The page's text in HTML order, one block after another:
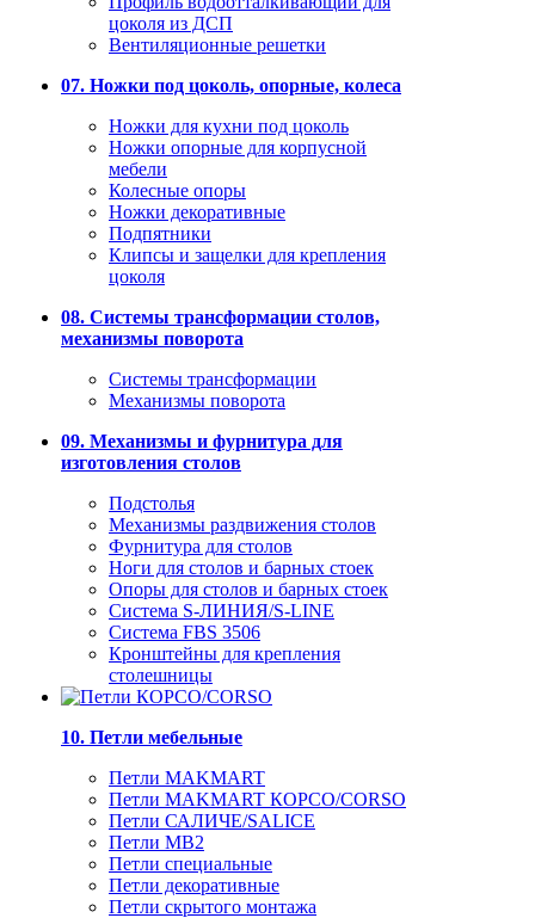
цоколя из ДСП
Вентиляционные решетки
07. Ножки под цоколь, опорные, колеса
Ножки для кухни под цоколь
Ножки опорные для корпусной
мебели
Колесные опоры
Ножки декоративные
Подпятники
Клипсы и защелки для крепления
цоколя
08. Системы трансформации столов,
механизмы поворота
Системы трансформации
Механизмы поворота
09. Механизмы и фурнитура для
изготовления столов
Подстолья
Механизмы раздвижения столов
Фурнитура для столов
Ноги для столов и барных стоек
Опоры для столов и барных стоек
Система S-ЛИНИЯ/S-LINE
Система FBS 3506
Кронштейны для крепления
столешницы
10. Петли мебельные
Петли MAKMART
Петли MAKMART КОРСО/CORSO
Петли САЛИЧЕ/SALICE
Петли MB2
Петли специальные
Петли декоративные
Петли скрытого монтажа